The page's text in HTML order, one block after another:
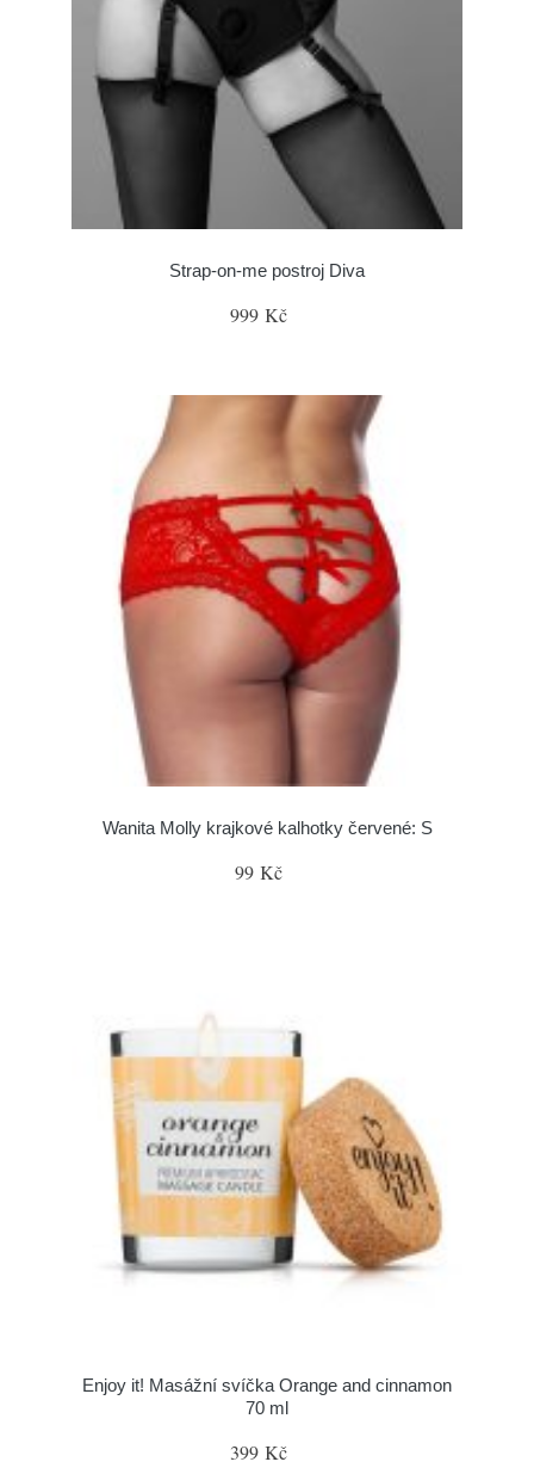
Strap-on-me postroj Diva
999 Kč
Wanita Molly krajkové kalhotky červené: S
99 Kč
Enjoy it! Masážní svíčka Orange and cinnamon
70 ml
399 Kč